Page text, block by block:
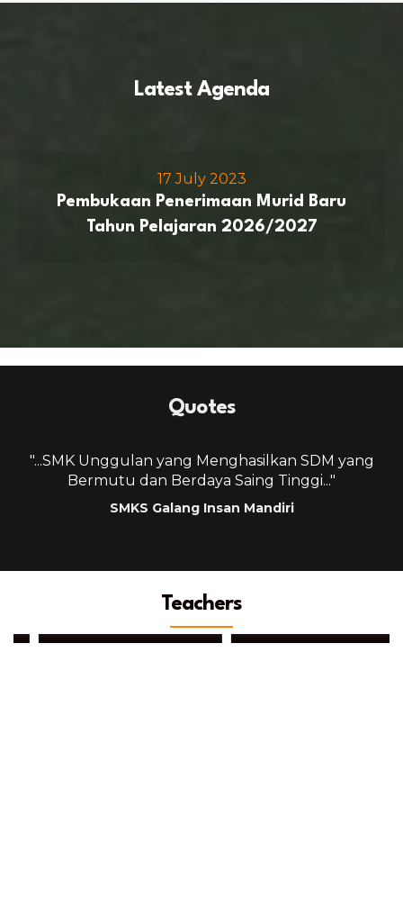
Latest Agenda
17 July 2023
Pembukaan Penerimaan Murid Baru
Tahun Pelajaran 2026/2027
Quotes
"...SMK Unggulan yang Menghasilkan SDM yang
Bermutu dan Berdaya Saing Tinggi..."
SMKS Galang Insan Mandiri
Teachers